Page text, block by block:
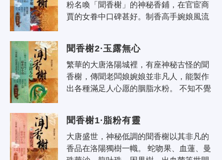
粉名喚「聞香榭」的神秘香鋪，在官宦商
賈的女眷中口碑甚好。制香高手婉娘風流
聞香榭2·玉露無心
繁華的大唐洛陽城裡，有座神秘古怪的聞
香榭，傳聞老闆娘婉娘並非凡人，能製作
出各種滿足人心愿的胭脂水粉。 不知不覺
聞香榭1·脂粉有靈
大唐盛世，神秘低調的聞香榭以其非凡的
香品在洛陽獨樹一幟。 蛇吻果、血蓮、曼